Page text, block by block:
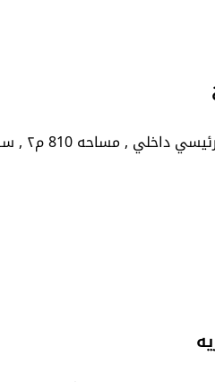
ارضي اول ثاني , السعر 800 الف